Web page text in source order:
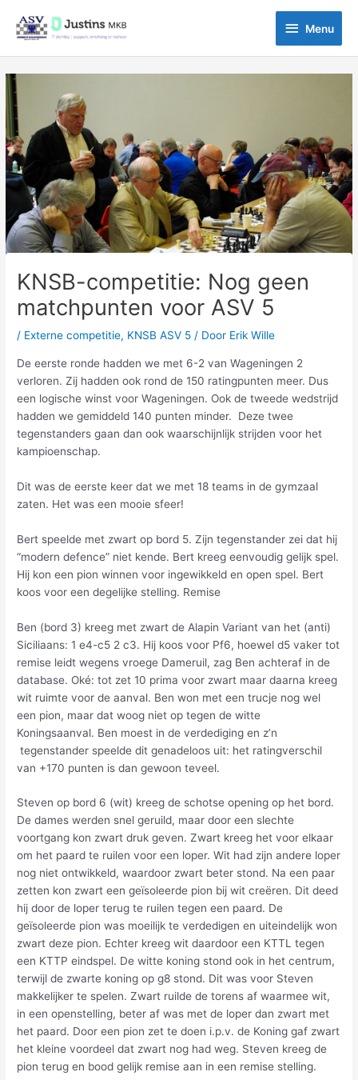
naar
inhoud
Menu
Menu
KNSB-competitie: Nog geen
matchpunten voor ASV 5
/ Externe competitie, KNSB ASV 5 / Door Erik Wille
De eerste ronde hadden we met 6-2 van Wageningen 2
verloren. Zij hadden ook rond de 150 ratingpunten meer. Dus
een logische winst voor Wageningen. Ook de tweede wedstrijd
hadden we gemiddeld 140 punten minder. Deze twee
tegenstanders gaan dan ook waarschijnlijk strijden voor het
kampioenschap.
Dit was de eerste keer dat we met 18 teams in de gymzaal
zaten. Het was een mooie sfeer!
Bert speelde met zwart op bord 5. Zijn tegenstander zei dat hij
“modern defence” niet kende. Bert kreeg eenvoudig gelijk spel.
Hij kon een pion winnen voor ingewikkeld en open spel. Bert
koos voor een degelijke stelling. Remise
Ben (bord 3) kreeg met zwart de Alapin Variant van het (anti)
Siciliaans: 1 e4-c5 2 c3. Hij koos voor Pf6, hoewel d5 vaker tot
remise leidt wegens vroege Dameruil, zag Ben achteraf in de
database. Oké: tot zet 10 prima voor zwart maar daarna kreeg
wit ruimte voor de aanval. Ben won met een trucje nog wel
een pion, maar dat woog niet op tegen de witte
Koningsaanval. Ben moest in de verdediging en z’n
tegenstander speelde dit genadeloos uit: het ratingverschil
van +170 punten is dan gewoon teveel.
Steven op bord 6 (wit) kreeg de schotse opening op het bord.
De dames werden snel geruild, maar door een slechte
voortgang kon zwart druk geven. Zwart kreeg het voor elkaar
om het paard te ruilen voor een loper. Wit had zijn andere loper
nog niet ontwikkeld, waardoor zwart beter stond. Na een paar
zetten kon zwart een geïsoleerde pion bij wit creëren. Dit deed
hij door de loper terug te ruilen tegen een paard. De
geïsoleerde pion was moeilijk te verdedigen en uiteindelijk won
zwart deze pion. Echter kreeg wit daardoor een KTTL tegen
een KTTP eindspel. De witte koning stond ook in het centrum,
terwijl de zwarte koning op g8 stond. Dit was voor Steven
makkelijker te spelen. Zwart ruilde de torens af waarmee wit,
in een openstelling, beter af was met de loper dan zwart met
het paard. Door een pion zet te doen i.p.v. de Koning gaf zwart
het kleine voordeel dat zwart nog had weg. Steven kreeg de
pion terug en bood gelijk remise aan in een remise stelling.
navigatie